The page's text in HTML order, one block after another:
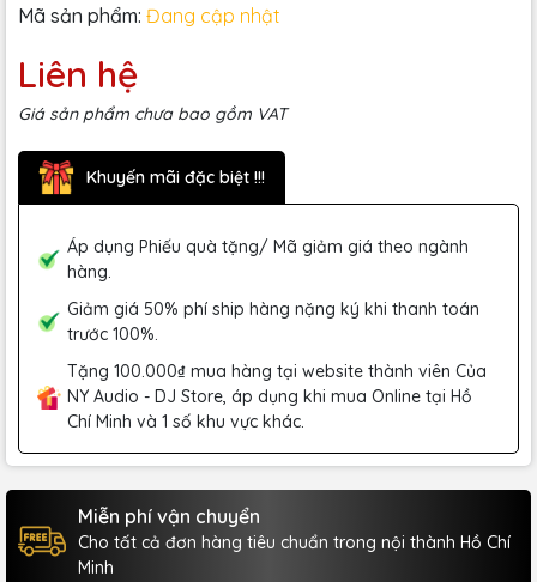
Mã sản phẩm: Đang cập nhật
Liên hệ
Giá sản phẩm chưa bao gồm VAT
Khuyến mãi đặc biệt !!!
Áp dụng Phiếu quà tặng/ Mã giảm giá theo ngành
hàng.
Giảm giá 50% phí ship hàng nặng ký khi thanh toán
trước 100%.
Tặng 100.000₫ mua hàng tại website thành viên Của
NY Audio - DJ Store, áp dụng khi mua Online tại Hồ
Chí Minh và 1 số khu vực khác.
Miễn phí vận chuyển
Cho tất cả đơn hàng tiêu chuẩn trong nội thành Hồ Chí
Minh